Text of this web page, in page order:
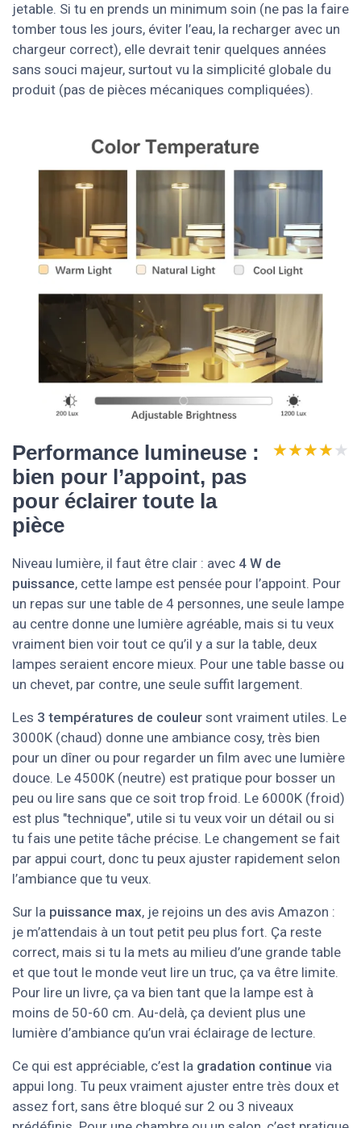
jetable. Si tu en prends un minimum soin (ne pas la faire
tomber tous les jours, éviter l’eau, la recharger avec un
chargeur correct), elle devrait tenir quelques années
sans souci majeur, surtout vu la simplicité globale du
produit (pas de pièces mécaniques compliquées).
Performance lumineuse :
bien pour l’appoint, pas
pour éclairer toute la
pièce
★★★★★
★★★★★
Niveau lumière, il faut être clair : avec 4 W de
puissance, cette lampe est pensée pour l’appoint. Pour
un repas sur une table de 4 personnes, une seule lampe
au centre donne une lumière agréable, mais si tu veux
vraiment bien voir tout ce qu’il y a sur la table, deux
lampes seraient encore mieux. Pour une table basse ou
un chevet, par contre, une seule suffit largement.
Les 3 températures de couleur sont vraiment utiles. Le
3000K (chaud) donne une ambiance cosy, très bien
pour un dîner ou pour regarder un film avec une lumière
douce. Le 4500K (neutre) est pratique pour bosser un
peu ou lire sans que ce soit trop froid. Le 6000K (froid)
est plus "technique", utile si tu veux voir un détail ou si
tu fais une petite tâche précise. Le changement se fait
par appui court, donc tu peux ajuster rapidement selon
l’ambiance que tu veux.
Sur la puissance max, je rejoins un des avis Amazon :
je m’attendais à un tout petit peu plus fort. Ça reste
correct, mais si tu la mets au milieu d’une grande table
et que tout le monde veut lire un truc, ça va être limite.
Pour lire un livre, ça va bien tant que la lampe est à
moins de 50-60 cm. Au-delà, ça devient plus une
lumière d’ambiance qu’un vrai éclairage de lecture.
Ce qui est appréciable, c’est la gradation continue via
appui long. Tu peux vraiment ajuster entre très doux et
assez fort, sans être bloqué sur 2 ou 3 niveaux